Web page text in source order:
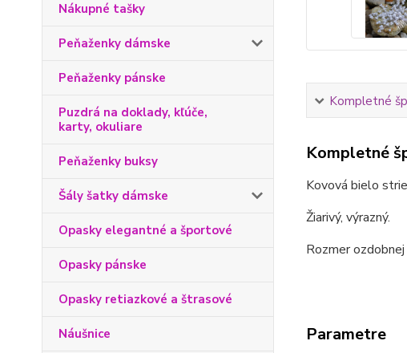
Nákupné tašky
Peňaženky dámske
Peňaženky pánske
Puzdrá na doklady, kľúče,
karty, okuliare
Peňaženky buksy
Šály šatky dámske
Opasky elegantné a športové
Opasky pánske
Opasky retiazkové a štrasové
Náušnice
Kompletné
Kompletné
Kovová bielo
Žiarivý, výrazný.
Rozmer
Parametre